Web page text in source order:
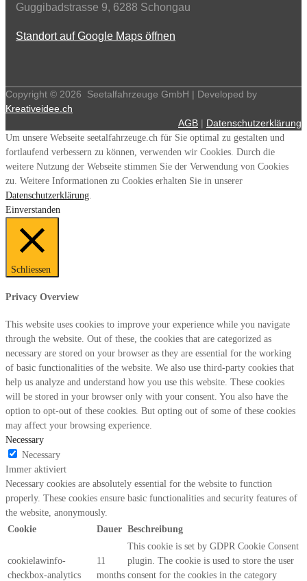
Guggibadstrasse 9, 6288 Schongau
Standort auf Google Maps öffnen
Copyright © 2026
Seetalfahrzeuge GmbH | Developed by
Kreativeidee.ch
AGB | Datenschutzerklärung
Um unsere Webseite seetalfahrzeuge.ch für Sie optimal zu gestalten und
fortlaufend verbessern zu können, verwenden wir Cookies. Durch die
weitere Nutzung der Webseite stimmen Sie der Verwendung von Cookies
zu. Weitere Informationen zu Cookies erhalten Sie in unserer
Datenschutzerklärung
Einverstanden
Schliessen
Privacy Overview
This website uses cookies to improve your experience while you navigate
through the website. Out of these, the cookies that are categorized as
necessary are stored on your browser as they are essential for the working
of basic functionalities of the website. We also use third-party cookies that
help us analyze and understand how you use this website. These cookies
will be stored in your browser only with your consent. You also have the
option to opt-out of these cookies. But opting out of some of these cookies
may affect your browsing experience.
Necessary
Necessary
Immer aktiviert
Necessary cookies are absolutely essential for the website to function
properly. These cookies ensure basic functionalities and security features of
the website, anonymously.
Cookie
Dauer Beschreibung
cookielawinfo-
checkbox-analytics
11
months
This cookie is set by GDPR Cookie Consent
plugin. The cookie is used to store the user
consent for the cookies in the category